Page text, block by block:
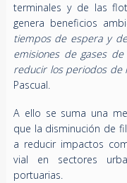
terminales y de las
genera beneficios
tiempos de espera y
emisiones de gases
reducir los periodos de
Pascual.
A ello se suma una
que la disminución de
a reducir impactos
vial en sectores
portuarias.